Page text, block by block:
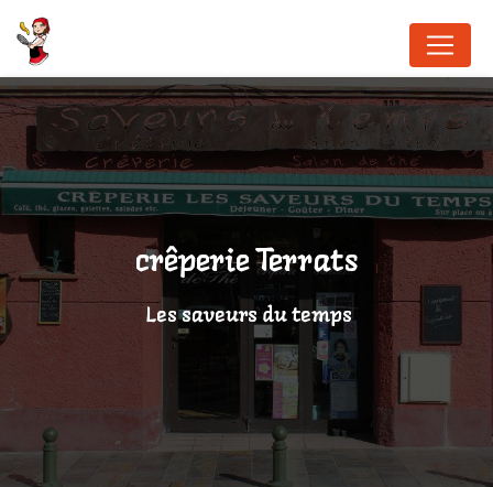
crêperie Terrats
Les saveurs du temps
Panneau de gestion des cookies